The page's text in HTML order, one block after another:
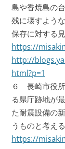
島や香焼島の
残に壊すよう
保存に対する
https://
http://
html?p=1
６ 長崎市役
る県庁跡地が
た耐震設備の
うものと考え
https://